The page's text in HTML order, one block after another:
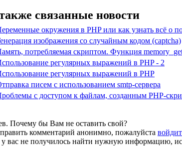
связанные новости
окружения в PHP или как узнать всё о
изображения со случайным кодом (captcha)
потребляемая скриптом. Функция
регулярных выражений в PHP - 2
регулярных выражений в PHP
писем с использованием smtp-сервера
с доступом к файлам, созданным PHP-
Почему бы Вам не оставить свой?
комментарий анонимно, пожалуйста
вас не получилось найти нужную информацию,